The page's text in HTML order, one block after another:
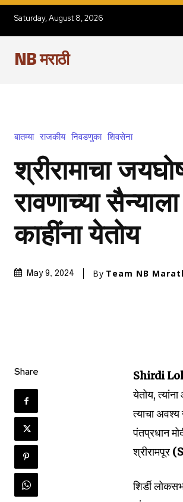
Join
of the
To
won't spam
Saturday, August 8, 2026
NB मराठी
बातम्या राजकीय निवडणुका शिवसेना
श्रीरामाचा
रावणाच्या
काहींना येतोय
May 9, 2024 By Team NB
Share Shirdi
येतोय,
त्याचा
पंतप्रधान
श्रीरामपूर
शिर्डी